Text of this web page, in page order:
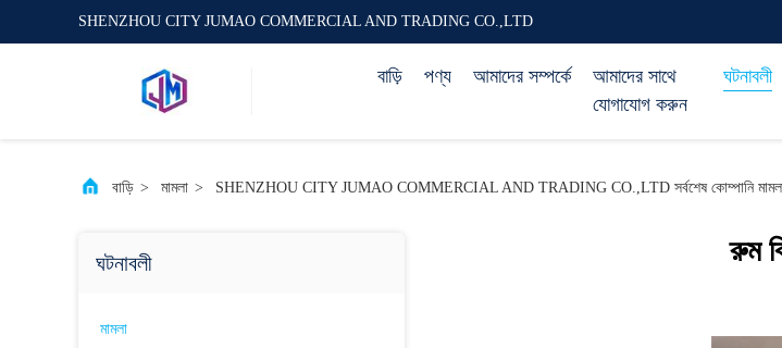
SHENZHOU CITY JUMAO COMMERCIAL AND TRADING CO.,LTD
বাড়ি পণ্য আমাদের সম্পর্কে
আমাদের সাথে
যোগাযোগ করুন
ঘটনাবলী
বাড়ি > মামলা > SHENZHOU CITY JUMAO COMMERCIAL AND TRADING CO.,LTD সর্বশেষ কোম্পানি মামলা
ঘটনাবলী
মামলা
রুম